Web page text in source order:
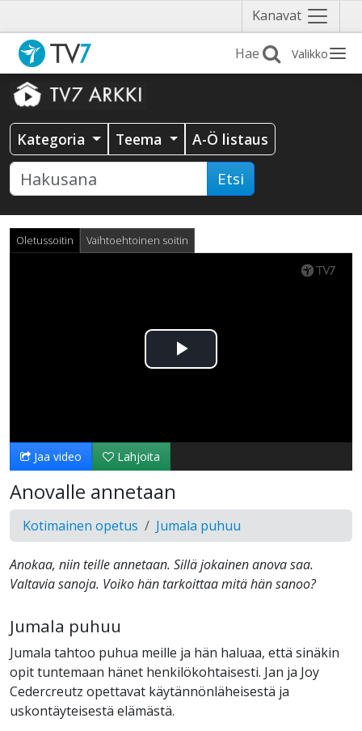
Kanavat Näytä
valikko
Valikko
Kategoria Teema A-Ö listaus
Etsi
Oletussoitin Vaihtoehtoinen soitin
Toista
Jaa video Lahjoita
Anovalle annetaan
Kotimainen opetus Jumala puhuu
Anokaa, niin teille annetaan. Sillä jokainen anova saa.
Valtavia sanoja. Voiko hän tarkoittaa mitä hän sanoo?
Jumala puhuu
Jumala tahtoo puhua meille ja hän haluaa, että sinäkin
opit tuntemaan hänet henkilökohtaisesti. Jan ja Joy
Cedercreutz opettavat käytännönläheisestä ja
uskontäyteisestä elämästä.